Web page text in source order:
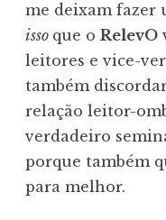
me deixam fazer
isso que o RelevO
leitores e vice-
também
relação leitor-
verdadeiro
porque também
para melhor.